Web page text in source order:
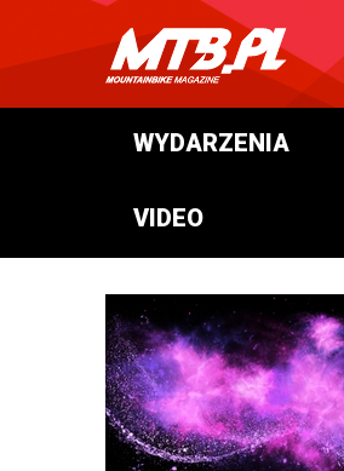
WYDARZENIA
VIDEO